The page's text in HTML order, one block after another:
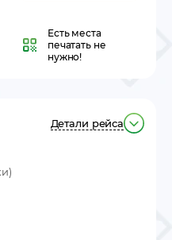
Есть места
печатать не
нужно!
Детали рейса
)